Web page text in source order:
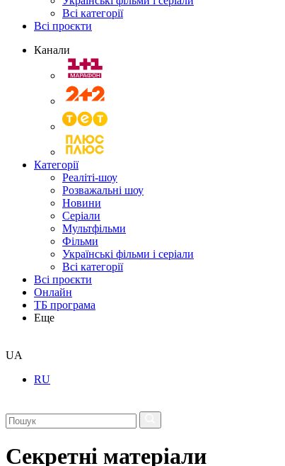
Всі категорії
Всі проєкти
Канали
Категорії
Реаліті-шоу
Розважальні шоу
Новини
Серіали
Мультфільми
Фільми
Українські фільми і серіали
Всі категорії
Всі проєкти
Онлайн
ТБ програма
Еще
UA
RU
Секретні матеріали